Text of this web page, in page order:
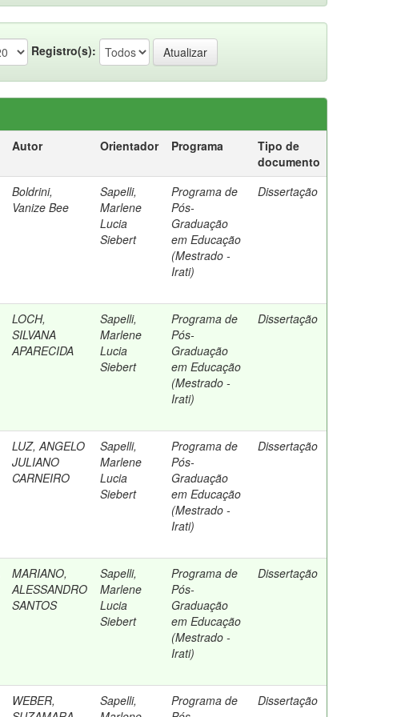
Registro(s):
Autor Orientador Programa
Tipo de
documento
Boldrini,
Vanize Bee
Sapelli,
Marlene
Lucia
Siebert
Programa de
Pós-
Graduação
em Educação
(Mestrado -
Irati)
Dissertação
LOCH,
SILVANA
APARECIDA
Sapelli,
Marlene
Lucia
Siebert
Programa de
Pós-
Graduação
em Educação
(Mestrado -
Irati)
Dissertação
LUZ, ANGELO
JULIANO
CARNEIRO
Sapelli,
Marlene
Lucia
Siebert
Programa de
Pós-
Graduação
em Educação
(Mestrado -
Irati)
Dissertação
MARIANO,
ALESSANDRO
SANTOS
Sapelli,
Marlene
Lucia
Siebert
Programa de
Pós-
Graduação
em Educação
(Mestrado -
Irati)
Dissertação
WEBER,
Sapelli,
Programa de
Dissertação